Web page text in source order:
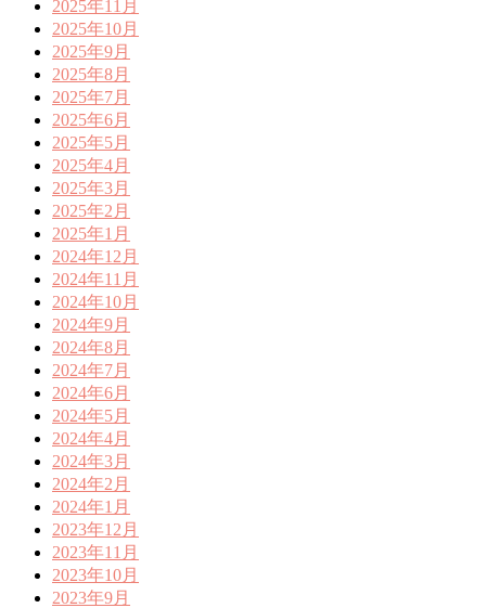
2025年11月
2025年10月
2025年9月
2025年8月
2025年7月
2025年6月
2025年5月
2025年4月
2025年3月
2025年2月
2025年1月
2024年12月
2024年11月
2024年10月
2024年9月
2024年8月
2024年7月
2024年6月
2024年5月
2024年4月
2024年3月
2024年2月
2024年1月
2023年12月
2023年11月
2023年10月
2023年9月